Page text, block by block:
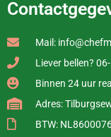
Mail:
Liever bellen?
Binnen 24 uur
Adres:
BTW: